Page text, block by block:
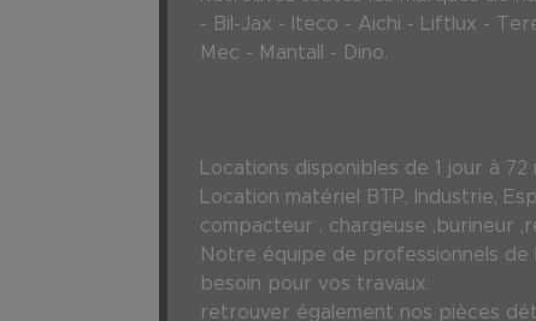
- Bil-Jax - Iteco - Aichi - Liftlux -
Mec - Mantall - Dino.
Locations disponibles de 1 jour à 72
Location matériel BTP, Industrie,
compacteur , chargeuse ,burineur
Notre équipe de professionnels de
besoin pour vos travaux.
retrouver également nos pièces